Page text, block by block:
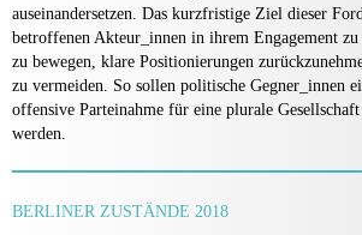
auseinandersetzen. Das kurzfristige Ziel dieser
betroffenen Akteur_innen in ihrem Engagement zu
zu bewegen, klare Positionierungen
zu vermeiden. So sollen politische Gegner_innen
offensive Parteinahme für eine plurale
werden.
BERLINER ZUSTÄNDE 2018